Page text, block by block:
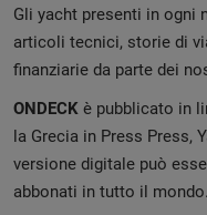
Gli yacht presenti in ogni
articoli tecnici, storie di
finanziarie da parte dei
ONDECK è pubblicato in
la Grecia in Press Press,
versione digitale può
abbonati in tutto il mondo.